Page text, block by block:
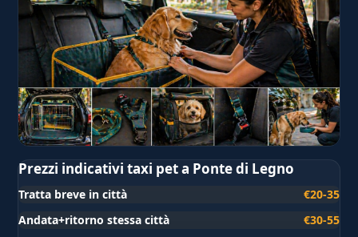
Prezzi indicativi taxi pet a Ponte di Legno
Tratta breve in città
€20-35
Andata+ritorno stessa città
€30-55